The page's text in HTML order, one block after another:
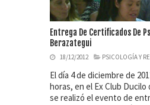
Entrega De Certificados De
Berazategui
18/12/2012 PSICOLOGÍA Y
El día 4 de diciembre de
horas, en el Ex Club
se realizó el evento de